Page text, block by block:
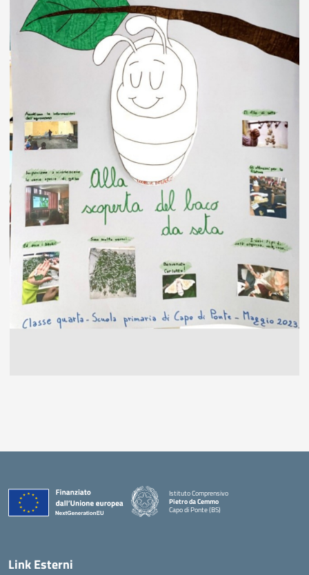
Istituto Comprensivo
Pietro da Cemmo
Capo di Ponte (BS)
— Visita la pagina iniziale della scuola
Link Esterni